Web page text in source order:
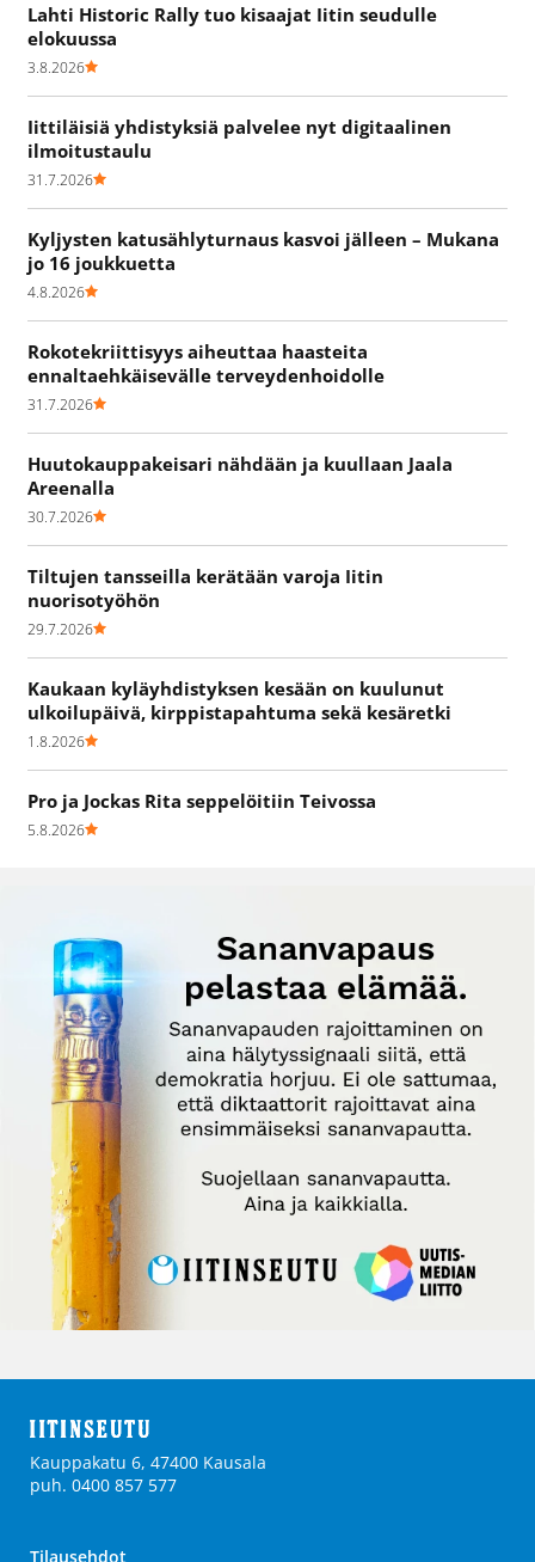
Lahti Historic Rally tuo kisaajat Iitin seudulle
elokuussa
3.8.2026
Iittiläisiä yhdistyksiä palvelee nyt digitaalinen
ilmoitustaulu
31.7.2026
Kyljysten katusählyturnaus kasvoi jälleen – Mukana
jo 16 joukkuetta
4.8.2026
Rokotekriittisyys aiheuttaa haasteita
ennaltaehkäisevälle terveydenhoidolle
31.7.2026
Huutokauppakeisari nähdään ja kuullaan Jaala
Areenalla
30.7.2026
Tiltujen tansseilla kerätään varoja Iitin
nuorisotyöhön
29.7.2026
Kaukaan kyläyhdistyksen kesään on kuulunut
ulkoilupäivä, kirppistapahtuma sekä kesäretki
1.8.2026
Pro ja Jockas Rita seppelöitiin Teivossa
5.8.2026
Kauppakatu 6, 47400 Kausala
puh. 0400 857 577
Tilausehdot